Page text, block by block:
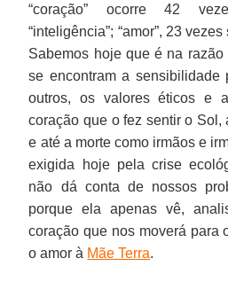
“coração” ocorre 42
“inteligência”; “amor”, 23
Sabemos hoje que é na
se encontram a sensibilidade
outros, os valores éticos e
coração que o fez sentir o Sol,
e até a morte como irmãos e
exigida hoje pela crise
não dá conta de nossos
porque ela apenas vê,
coração que nos moverá para
o amor à Mãe Terra.